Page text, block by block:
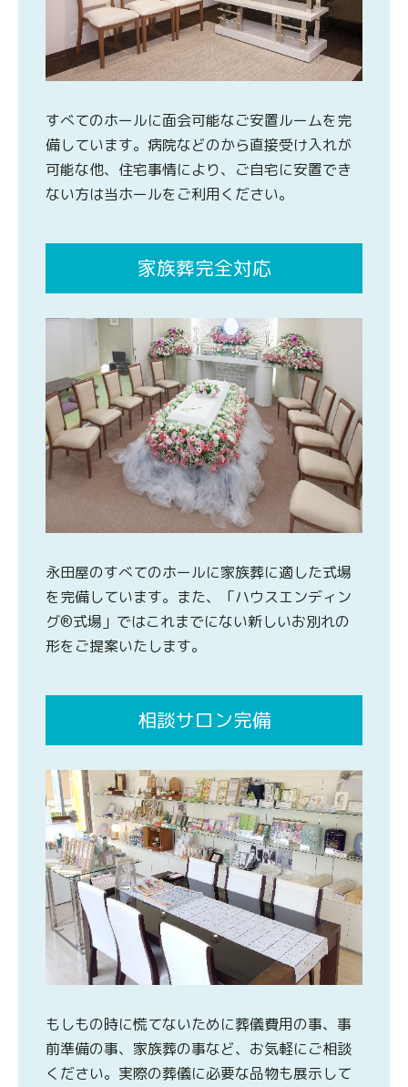
すべてのホールに面会可能なご安置ルームを完
備しています。病院などのから直接受け入れが
可能な他、住宅事情により、ご自宅に安置でき
ない方は当ホールをご利用ください。
家族葬完全対応
永田屋のすべてのホールに家族葬に適した式場
を完備しています。また、「ハウスエンディン
グ®式場」ではこれまでにない新しいお別れの
形をご提案いたします。
相談サロン完備
もしもの時に慌てないために葬儀費用の事、事
前準備の事、家族葬の事など、お気軽にご相談
ください。実際の葬儀に必要な品物も展示して